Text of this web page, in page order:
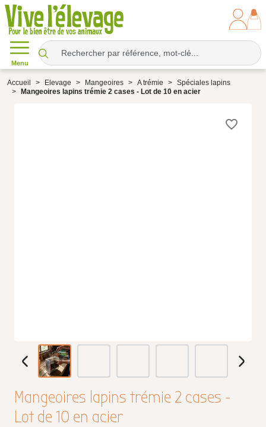
Menu
Accueil Elevage Mangeoires A trémie
Spéciales lapins
Mangeoires lapins trémie 2 cases - Lot de 10 en acier
favorite_border
Mangeoires lapins trémie 2 cases -
Lot de 10 en acier